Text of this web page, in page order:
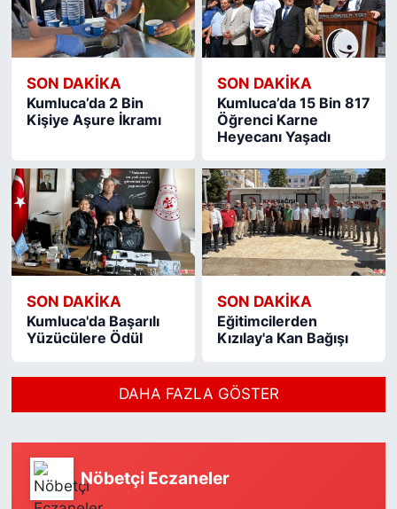
SON DAKIKA
Kumluca’da 2 Bin
Kişiye Aşure İkramı
SON DAKIKA
Kumluca’da 15 Bin 817
Öğrenci Karne
Heyecanı Yaşadı
SON DAKIKA
Kumluca'da Başarılı
Yüzücülere Ödül
SON DAKIKA
Eğitimcilerden
Kızılay'a Kan Bağışı
DAHA FAZLA GÖSTER
Nöbetçi Eczaneler